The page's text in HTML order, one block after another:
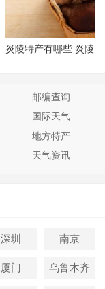
炎陵特产有哪些 炎陵
邮编查询
国际天气
地方特产
天气资讯
深圳 南京
厦门 乌鲁木齐